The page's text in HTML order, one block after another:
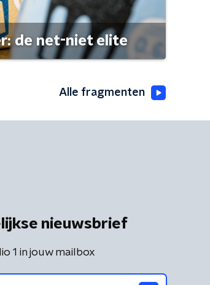
de net-niet elite
Alle fragmenten
nieuwsbrief
1 in jouw mailbox